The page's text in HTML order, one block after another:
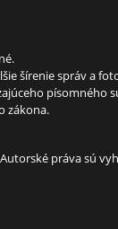
šírenie správ a
písomného
zákona.
práva sú